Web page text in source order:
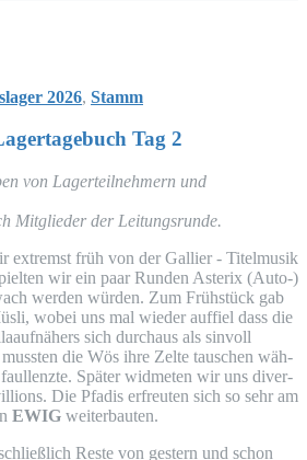
2026, Stamm
Tag 2
von Lager­teil­neh­mern und
Mit­glie­der der Leitungsrunde.
extremst früh von der Gal­li­er - Titel­mu­sik
wir ein paar Run­den Aste­rix (Auto-)
wer­den wür­den. Zum Früh­stück gab
wobei uns mal wie­der auf­fiel dass die
sich durch­aus als sin­voll
die Wös ihre Zel­te tau­schen wäh­
faul­lenz­te. Spä­ter wid­me­ten wir uns diver­
Die Pfadis erfreu­ten sich so sehr am
EWIG weiterbauten.
Res­te von ges­tern und schon